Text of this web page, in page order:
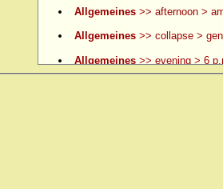
Allgemeines>> afternoon >
Allgemeines>> collapse >
Allgemeines>> evening > 6